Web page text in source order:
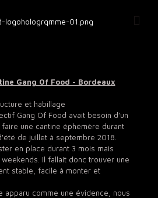
Gang Of Food - Bordeaux
et habillage
Gang Of Food avait besoin d'un
une cantine éphémère durant
de juillet à septembre 2018.
en place durant 3 mois mais
Il fallait donc trouver une
stable, facile à monter et
apparu comme une évidence, nous